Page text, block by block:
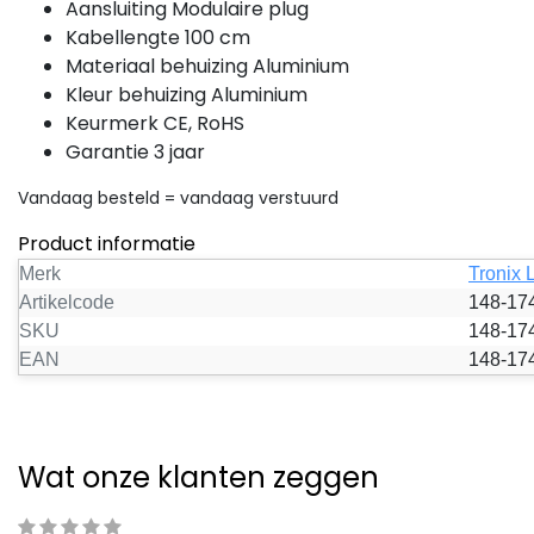
Aansluiting Modulaire plug
Kabellengte 100 cm
Materiaal behuizing Aluminium
Kleur behuizing Aluminium
Keurmerk CE, RoHS
Garantie 3 jaar
Vandaag besteld = vandaag verstuurd
Product informatie
Merk
Tronix
Artikelcode
148-
SKU
148-
EAN
148-
Wat onze klanten zeggen